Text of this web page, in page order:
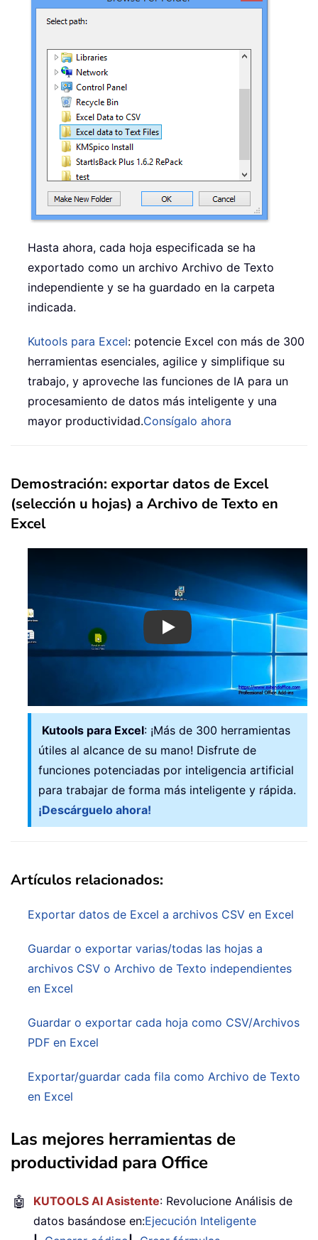
Hasta ahora, cada hoja especificada se ha
exportado como un archivo Archivo de Texto
independiente y se ha guardado en la carpeta
indicada.
Kutools para Excel: potencie Excel con más de 300
herramientas esenciales, agilice y simplifique su
trabajo, y aproveche las funciones de IA para un
procesamiento de datos más inteligente y una
mayor productividad.Consígalo ahora
Demostración: exportar datos de Excel
(selección u hojas) a Archivo de Texto en
Excel
Play
Kutools para Excel: ¡Más de 300 herramientas
útiles al alcance de su mano! Disfrute de
funciones potenciadas por inteligencia artificial
para trabajar de forma más inteligente y rápida.
¡Descárguelo ahora!
Artículos relacionados:
Exportar datos de Excel a archivos CSV en Excel
Guardar o exportar varias/todas las hojas a
archivos CSV o Archivo de Texto independientes
en Excel
Guardar o exportar cada hoja como CSV/Archivos
PDF en Excel
Exportar/guardar cada fila como Archivo de Texto
en Excel
Las mejores herramientas de
productividad para Office
🤖 KUTOOLS AI Asistente: Revolucione Análisis de
datos basándose en:Ejecución Inteligente